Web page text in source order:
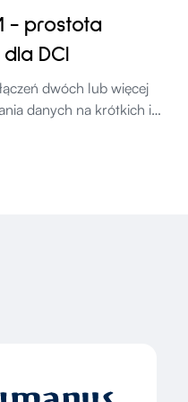
- prostota
DCI
dwóch lub więcej
danych na krótkich i